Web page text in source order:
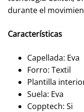
durante el
Características
Capellada: Eva
Forro: Textil
Plantilla
Suela: Eva
Copptech: Si